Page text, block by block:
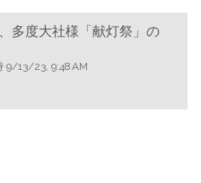
多度大社様「献灯祭」の
9/13/23, 9:48 AM